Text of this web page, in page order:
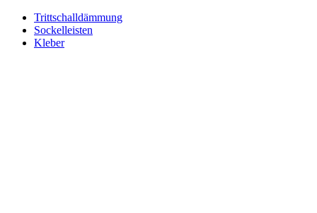
Trittschalldämmung
Sockelleisten
Kleber